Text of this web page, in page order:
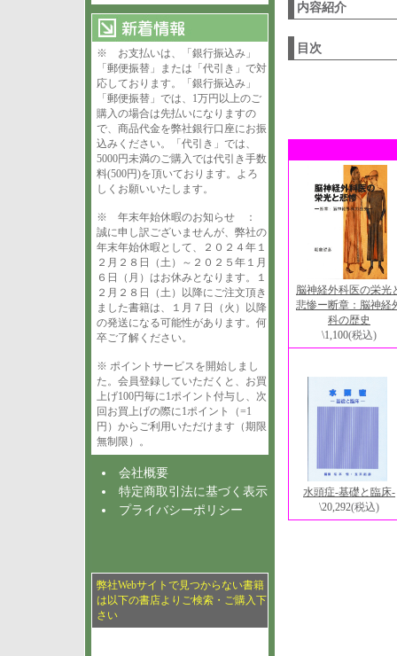
※ お支払いは、「銀行振込み」
「郵便振替」または「代引き」で対
応しております。「銀行振込み」
「郵便振替」では、1万円以上のご
購入の場合は先払いになりますの
で、商品代金を弊社銀行口座にお振
込みください。「代引き」では、
5000円未満のご購入では代引き手数
料(500円)を頂いております。よろ
しくお願いいたします。
※ 年末年始休暇のお知らせ ：
誠に申し訳ございませんが、弊社の
年末年始休暇として、２０２４年１
２月２８日（土）～２０２５年１月
６日（月）はお休みとなります。１
２月２８日（土）以降にご注文頂き
ました書籍は、１月７日（火）以降
の発送になる可能性があります。何
卒ご了解ください。
※ ポイントサービスを開始しまし
た。会員登録していただくと、お買
上げ100円毎に1ポイント付与し、次
回お買上げの際に1ポイント（=1
円）からご利用いただけます（期限
無制限）。
会社概要
特定商取引法に基づく表示
プライバシーポリシー
弊社Webサイトで見つからない書籍
は以下の書店よりご検索・ご購入下
さい
内容紹介
目次
脳神経外科医の栄光
悲惨ー断章：脳神経
科の歴史
\1,100(税込)
水頭症-基礎と臨床-
\20,292(税込)